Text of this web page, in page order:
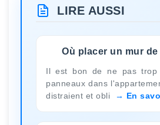
LIRE AUSSI
Où placer un mur de
Il est bon de ne pas trop
panneaux dans
distraient et obli
En